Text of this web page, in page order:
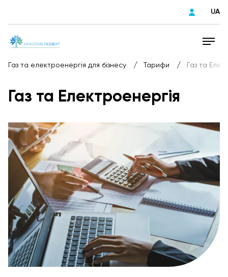
UA
Газ та електроенергія для бізнесу / Тарифи / Газ та
Газ та Електроенергія